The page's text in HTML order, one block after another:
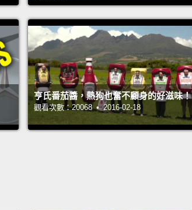
亨氏番茄醬，熱狗也奮不顧身的好滋味！
觀看次數：20068 • 2016-02-18